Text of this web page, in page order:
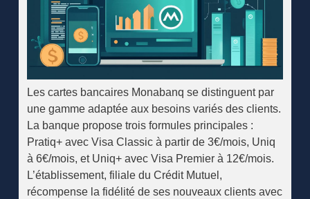
Les cartes bancaires Monabanq se distinguent par
une gamme adaptée aux besoins variés des clients.
La banque propose trois formules principales :
Pratiq+ avec Visa Classic à partir de 3€/mois, Uniq
à 6€/mois, et Uniq+ avec Visa Premier à 12€/mois.
L’établissement, filiale du Crédit Mutuel,
récompense la fidélité de ses nouveaux clients avec